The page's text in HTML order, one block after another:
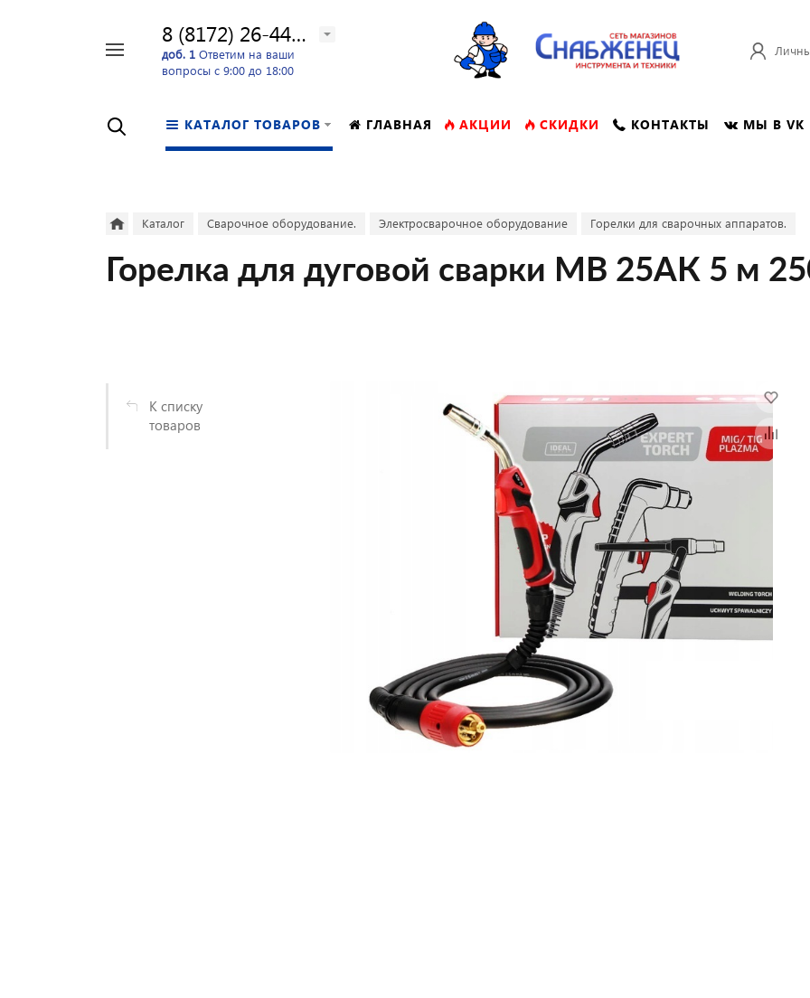
8 (8172) 26-44-24
доб. 1 Ответим на ваши
вопросы с 9:00 до 18:00
КАТАЛОГ ТОВАРОВ ГЛАВНАЯ АКЦИИ СКИДКИ КОНТАКТЫ МЫ В VK
Каталог Сварочное оборудование. Электросварочное оборудование Горелки для сварочных аппаратов.
Горелка для дуговой сварки МВ 25АК 5 м
К списку
товаров